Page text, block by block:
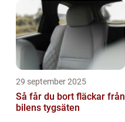
29 september 2025
Så får du bort fläckar från
bilens tygsäten